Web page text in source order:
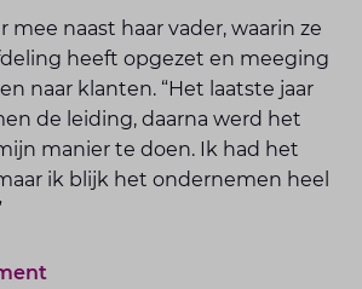
mee naast haar vader, waarin ze
heeft opgezet en meeging
naar klanten. “Het laatste jaar
de leiding, daarna werd het
manier te doen. Ik had het
ik blijk het ondernemen heel